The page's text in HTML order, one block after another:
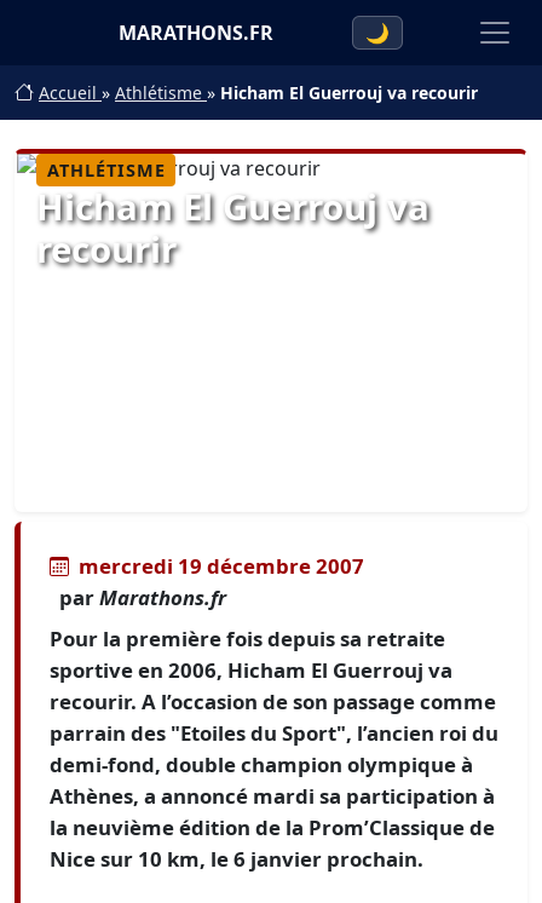
MARATHONS.FR 🌙
Accueil » Athlétisme » Hicham El Guerrouj va recourir
ATHLÉTISME
Hicham El Guerrouj va
recourir
mercredi 19 décembre 2007
parMarathons.fr
Pour la première fois depuis sa retraite
sportive en 2006, Hicham El Guerrouj va
recourir. A l’occasion de son passage comme
parrain des "Etoiles du Sport", l’ancien roi du
demi-fond, double champion olympique à
Athènes, a annoncé mardi sa participation à
la neuvième édition de la Prom’Classique de
Nice sur 10 km, le 6 janvier prochain.